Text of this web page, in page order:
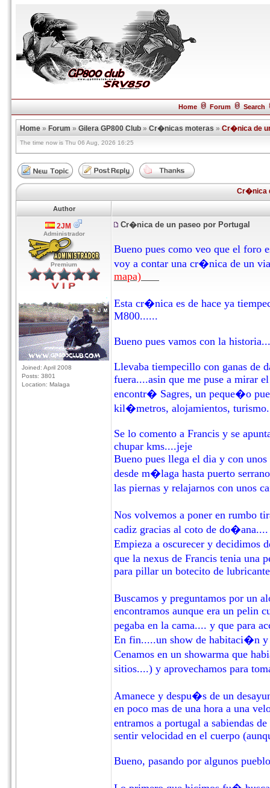
Home Forum Search
Home » Forum » Gilera GP800 Club » Cr�nicas moteras » Cr�nica de
The time now is Thu 06 Aug, 2026 16:25
Cr�nica
Author
2JM
Administrador
Premium
Joined: April 2008
Posts: 3801
Location: Malaga
Cr�nica de un paseo por Portugal
Bueno pues como veo que el
voy a contar una cr�nica de un
mapa)
Esta cr�nica es de hace ya
M800......
Bueno pues vamos con la
Llevaba tiempecillo con ganas de
fuera....asin que me puse a mirar
encontr� Sagres, un peque�o
kil�metros, alojamientos,
Se lo comento a Francis y se
chupar kms....jeje
Bueno pues llega el dia y con
desde m�laga hasta puerto
las piernas y relajarnos con unos
Nos volvemos a poner en rumbo
cadiz gracias al coto de do�ana....
Empieza a oscurecer y decidimos
que la nexus de Francis tenia una
para pillar un botecito de
Buscamos y preguntamos por un
encontramos aunque era un pelin
pegaba en la cama.... y que para
En fin.....un show de habitaci�n
Cenamos en un showarma que
sitios....) y aprovechamos para
Amanece y despu�s de un
en poco mas de una hora a una
entramos a portugal a sabiendas
sentir velocidad en el cuerpo
Bueno, pasando por algunos